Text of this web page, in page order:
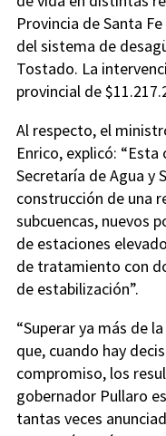
Provincia de Santa
del sistema de
Tostado. La
provincial de
Al respecto, el
Enrico, explicó:
Secretaría de Agua y
construcción de una
subcuencas, nuevos
de estaciones
de tratamiento con
de estabilización”.
“Superar ya más de
que, cuando hay
compromiso, los
gobernador Pullaro
tantas veces